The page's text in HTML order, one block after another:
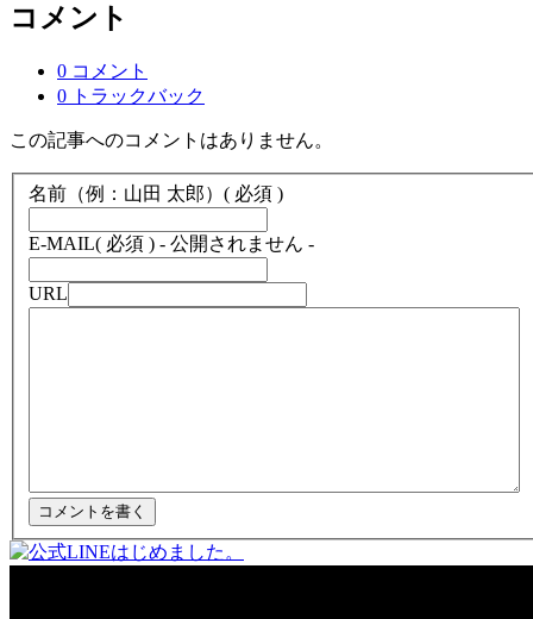
コメント
0 コメント
0 トラックバック
この記事へのコメントはありません。
名前（例：山田 太郎） ( 必須 )
E-MAIL( 必須 ) - 公開されません -
URL